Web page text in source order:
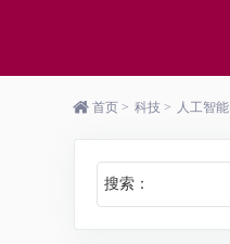
首页 > 科技 > 人工智能
搜索：